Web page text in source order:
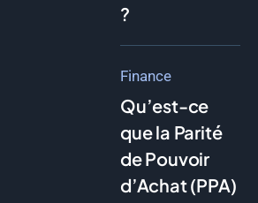
?
Finance
Qu’est-ce
que la Parité
de Pouvoir
d’Achat (PPA)